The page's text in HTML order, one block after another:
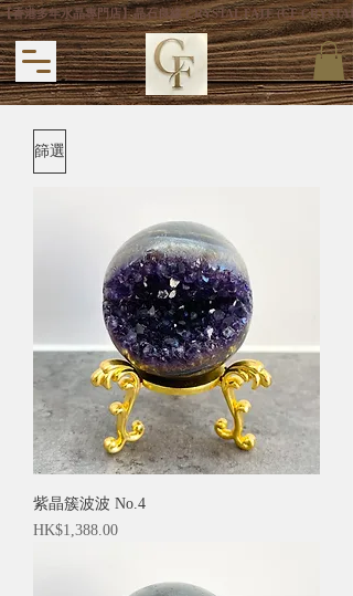
【香港多年水晶專門店】晶石良緣 CRYSTAL FATE (CF
篩選
紫晶簇波波 No.4
價格
HK$1,388.00